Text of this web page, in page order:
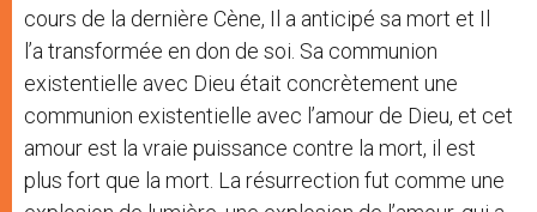
cours de la dernière Cène, Il a anticipé sa mort et Il
l’a transformée en don de soi. Sa communion
existentielle avec Dieu était concrètement une
communion existentielle avec l’amour de Dieu, et cet
amour est la vraie puissance contre la mort, il est
plus fort que la mort. La résurrection fut comme une